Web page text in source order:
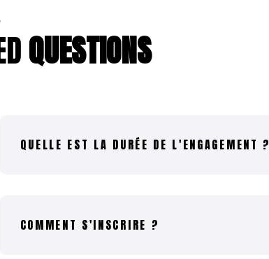
QUESTIONS
QUELLE EST LA DURÉE DE L'ENGAGEMENT ?
COMMENT S'INSCRIRE ?